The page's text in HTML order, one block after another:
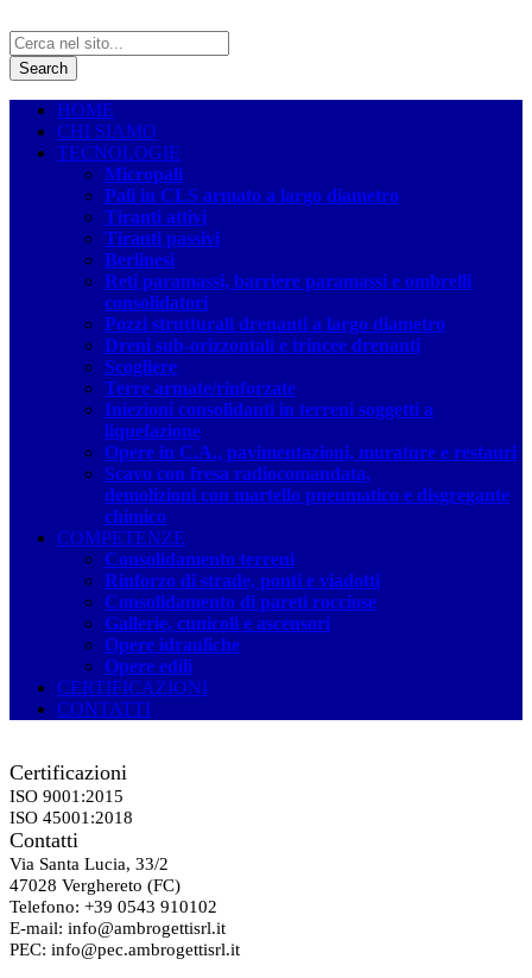
HOME
CHI SIAMO
TECNOLOGIE
Micropali
Pali in CLS armato a largo diametro
Tiranti attivi
Tiranti passivi
Berlinesi
Reti paramassi, barriere paramassi e ombrelli
consolidatori
Pozzi strutturali drenanti a largo diametro
Dreni sub-orizzontali e trincee drenanti
Scogliere
Terre armate/rinforzate
Iniezioni consolidanti in terreni soggetti a
liquefazione
Opere in C.A., pavimentazioni, murature e restauri
Scavo con fresa radiocomandata,
demolizioni con martello pneumatico e disgregante
chimico
COMPETENZE
Consolidamento terreni
Rinforzo di strade, ponti e viadotti
Consolidamento di pareti rocciose
Gallerie, cunicoli e ascensori
Opere idrauliche
Opere edili
CERTIFICAZIONI
CONTATTI
Certificazioni
ISO 9001:2015
ISO 45001:2018
Contatti
Via Santa Lucia, 33/2
47028 Verghereto (FC)
Telefono: +39 0543 910102
E-mail: info@ambrogettisrl.it
PEC: info@pec.ambrogettisrl.it